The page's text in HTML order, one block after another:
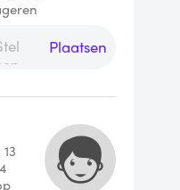
Plaatsen